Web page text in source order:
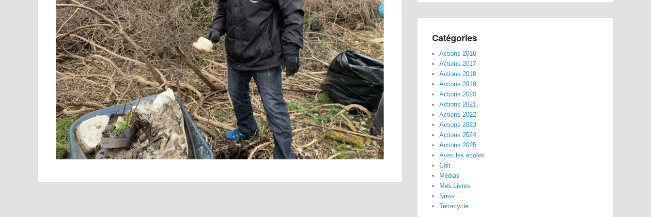
Catégories
Actions 2016
Actions 2017
Actions 2018
Actions 2019
Actions 2020
Actions 2021
Actions 2022
Actions 2023
Actions 2024
Actions 2025
Avec les écoles
Colt
Médias
Mes Livres
News
Terracycle